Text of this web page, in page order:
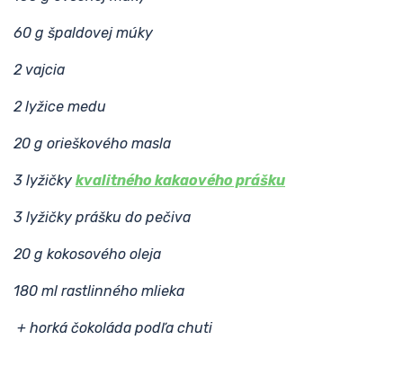
60 g špaldovej múky
2 vajcia
2 lyžice medu
20 g orieškového masla
3 lyžičky kvalitného kakaového prášku
3 lyžičky prášku do pečiva
20 g kokosového oleja
180 ml rastlinného mlieka
+ horká čokoláda podľa chuti